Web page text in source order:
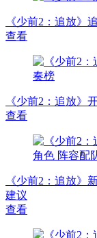
《少前2：追放》
查看
《少前2：追放》
查看
《少前2：追放》
建议
查看